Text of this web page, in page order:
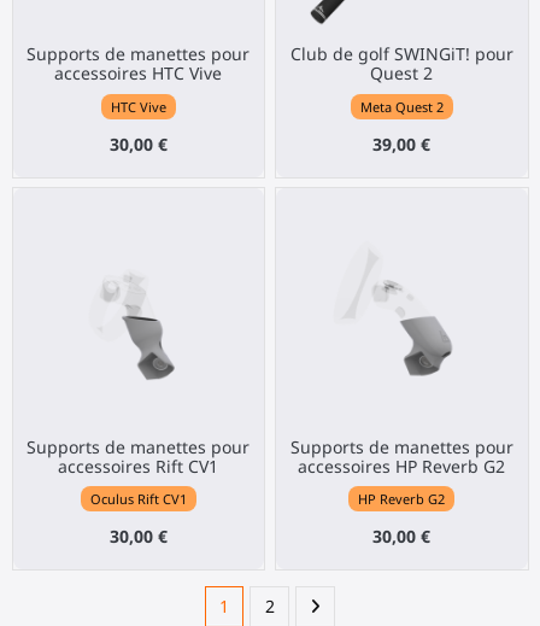
Supports de manettes pour
accessoires HTC Vive
HTC Vive
30,00 €
Club de golf SWINGiT! pour
Quest 2
Meta Quest 2
39,00 €
Supports de manettes pour
accessoires Rift CV1
Oculus Rift CV1
30,00 €
Supports de manettes pour
accessoires HP Reverb G2
HP Reverb G2
30,00 €
1 2